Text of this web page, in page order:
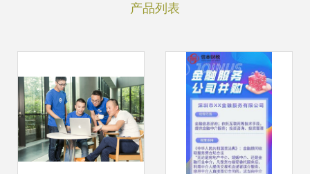
产品列表